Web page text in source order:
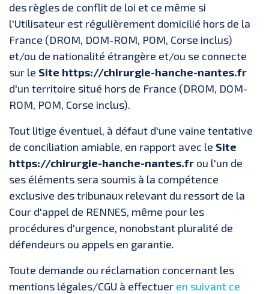
des règles de conflit de loi et ce même si
l'Utilisateur est régulièrement domicilié hors de la
France (DROM, DOM-ROM, POM, Corse inclus)
et/ou de nationalité étrangère et/ou se connecte
sur le Site https://chirurgie-hanche-nantes.fr
d'un territoire situé hors de France (DROM, DOM-
ROM, POM, Corse inclus).
Tout litige éventuel, à défaut d'une vaine tentative
de conciliation amiable, en rapport avec le Site
https://chirurgie-hanche-nantes.fr ou l'un de
ses éléments sera soumis à la compétence
exclusive des tribunaux relevant du ressort de la
Cour d'appel de RENNES, même pour les
procédures d'urgence, nonobstant pluralité de
défendeurs ou appels en garantie.
Toute demande ou réclamation concernant les
mentions légales/CGU à effectuer en suivant ce